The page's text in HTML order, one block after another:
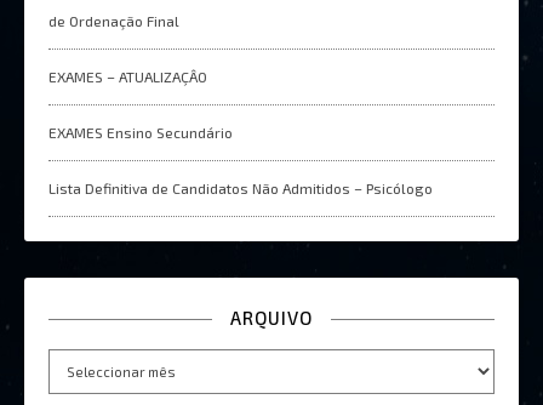
de Ordenação Final
EXAMES – ATUALIZAÇÂO
EXAMES Ensino Secundário
Lista Definitiva de Candidatos Não Admitidos – Psicólogo
ARQUIVO
Arquivo